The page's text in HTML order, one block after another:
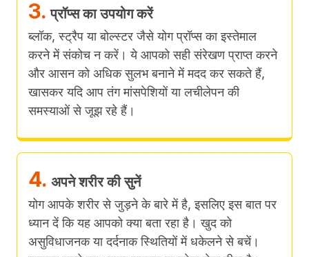
3. प्रॉप्स का उपयोग करें
ब्लॉक, स्ट्रैप या बोल्स्टर जैसे योग प्रॉप्स का इस्तेमाल
करने में संकोच न करें। ये आपको सही संरेखण प्राप्त करने
और आसन को अधिक सुलभ बनाने में मदद कर सकते हैं,
खासकर यदि आप तंग मांसपेशियों या लचीलेपन की
समस्याओं से जूझ रहे हैं।
4. अपने शरीर की सुनें
योग आपके शरीर से जुड़ने के बारे में है, इसलिए इस बात पर
ध्यान दें कि यह आपको क्या बता रहा है। खुद को
असुविधाजनक या दर्दनाक स्थितियों में धकेलने से बचें।